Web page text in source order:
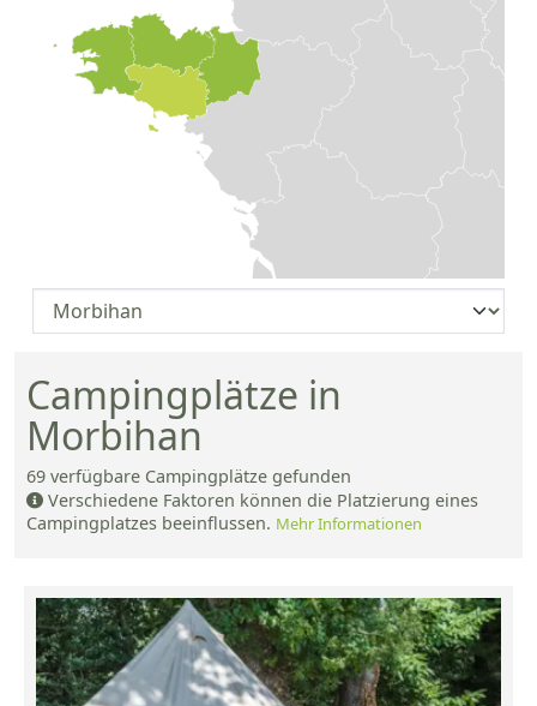
Campingplätze in
Morbihan
69 verfügbare Campingplätze gefunden
Verschiedene Faktoren können die Platzierung eines
Campingplatzes beeinflussen. Mehr Informationen